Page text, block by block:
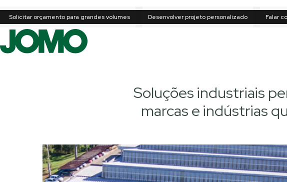
Solicitar orçamento para grandes volumes Desenvolver projeto personalizado Falar
Soluções industriais
marcas e indústrias